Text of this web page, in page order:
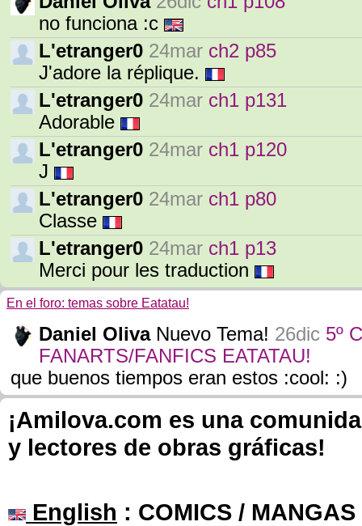
no funciona :c
L'etranger0 24mar ch2 p85
J'adore la réplique.
L'etranger0 24mar ch1 p131
Adorable
L'etranger0 24mar ch1 p120
J
L'etranger0 24mar ch1 p80
Classe
L'etranger0 24mar ch1 p13
Merci pour les traduction
En el foro: temas sobre Eatatau!
Daniel Oliva Nuevo Tema! 26dic 5º
FANARTS/FANFICS EATATAU!
que buenos tiempos eran estos :cool: :)
¡Amilova.com es una
y lectores de obras gráficas!
English : COMICS /